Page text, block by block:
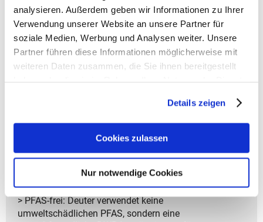
analysieren. Außerdem geben wir Informationen zu Ihrer
Verwendung unserer Website an unsere Partner für
soziale Medien, Werbung und Analysen weiter. Unsere
Partner führen diese Informationen möglicherweise mit
weiteren Daten zusammen, die Sie ihnen bereitgestellt
Details zeigen
Cookies zulassen
Nur notwendige Cookies
- Clip für Schlüssel zur praktischen Aufbewahrung
- Stretch-Innenfach für nasse Kleidung oder Trinkblase
- Halterung für ein 2,0-Liter-Trinksystem
- Brillenhalterung am Schultergurt für schnellen Zugriff
- Schlaufen zur Befestigung einer Helmhalterung (nicht
im Lieferumfang enthalten)
- SOS-Label mit wichtigen Notrufnummern für den
Ernstfall
- Lite System für eine leichtere, kompakte Ausführung
> Garantiedauer: Gesetzliche Gewährleistungsfrist von
> PFAS-frei: Deuter verwendet keine
umweltschädlichen PFAS, sondern eine